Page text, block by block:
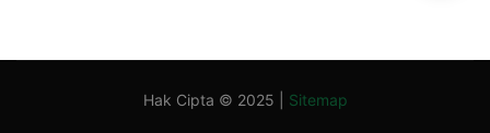
Hak Cipta © 2025 | Sitemap